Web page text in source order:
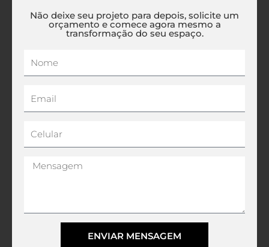
Não deixe seu projeto para depois, solicite um
orçamento e comece agora mesmo a
transformação do seu espaço.
Mensagem
ENVIAR MENSAGEM